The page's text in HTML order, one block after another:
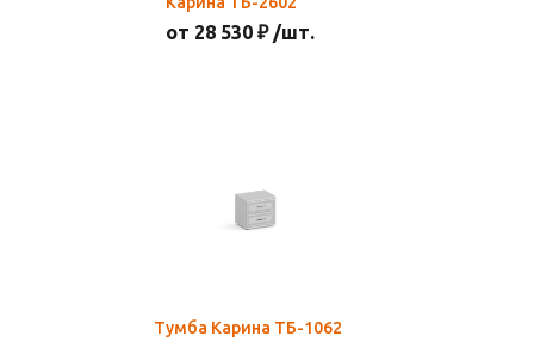
от 28 530 ₽ /шт.
Тумба Карина ТБ-1062